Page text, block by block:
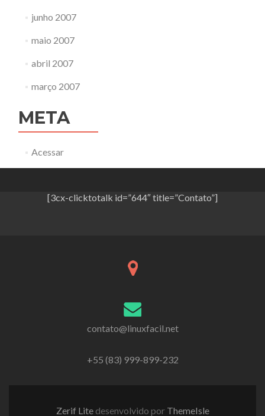
junho 2007
maio 2007
abril 2007
março 2007
META
Acessar
[3cx-clicktotalk id=”644″ title=”Contato”]
contato@linuxfacil.net
+55 (83) 999-899-232
Zerif Lite desenvolvido por ThemeIsle